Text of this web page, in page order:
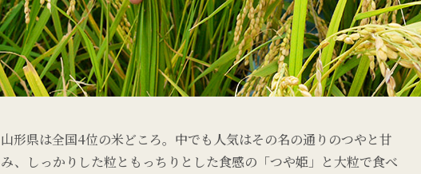
山形県は全国4位の米どころ。中でも人気はその名の通りのつやと甘
み、しっかりした粒ともっちりとした食感の「つや姫」と大粒で食べ